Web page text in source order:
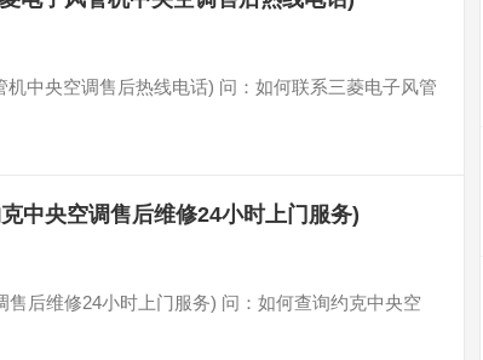
中央空调售后热线电话) 问：如何联系三菱电子风管
中央空调售后维修24小时上门服务)
后维修24小时上门服务) 问：如何查询约克中央空